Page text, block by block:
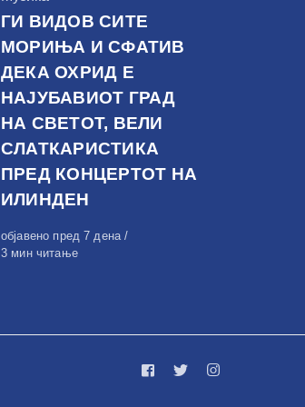
ГИ ВИДОВ СИТЕ
МОРИЊА И СФАТИВ
ДЕКА ОХРИД Е
НАЈУБАВИОТ ГРАД
НА СВЕТОТ, ВЕЛИ
СЛАТКАРИСТИКА
ПРЕД КОНЦЕРТОТ НА
ИЛИНДЕН
Објавено
на
објавено пред 7 дена
3 мин читање